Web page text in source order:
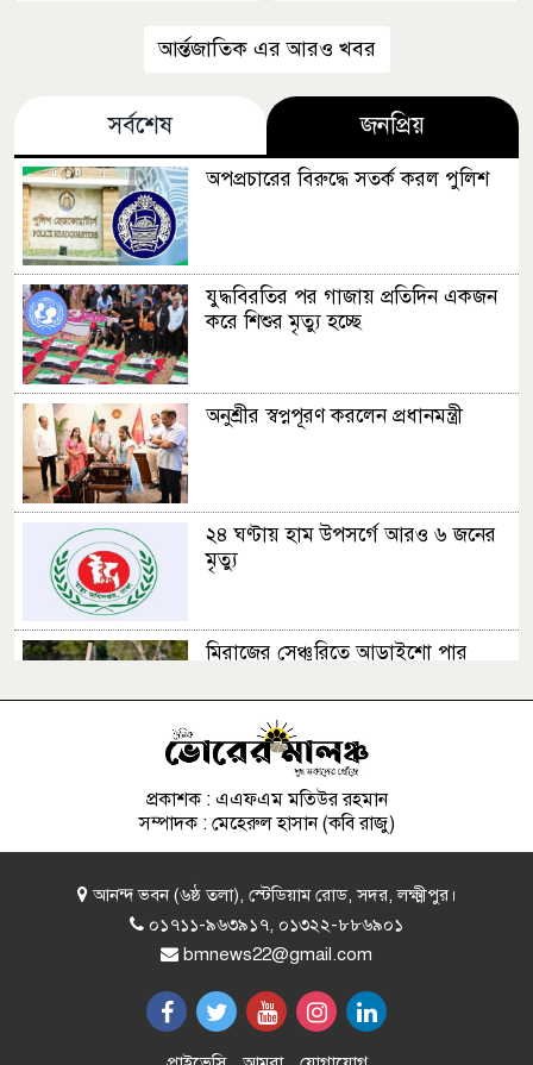
আর্ন্তজাতিক এর আরও খবর
সর্বশেষ জনপ্রিয়
অপপ্রচারের বিরুদ্ধে সতর্ক করল পুলিশ
যুদ্ধবিরতির পর গাজায় প্রতিদিন একজন
করে শিশুর মৃত্যু হচ্ছে
অনুশ্রীর স্বপ্নপূরণ করলেন প্রধানমন্ত্রী
২৪ ঘণ্টায় হাম উপসর্গে আরও ৬ জনের
মৃত্যু
মিরাজের সেঞ্চুরিতে আড়াইশো পার
চাঁদপুরে মামলা পরিচালনাকালে
আইনজীবীর মৃত্যু
‘ত্রুটি’র বিষয়ে মুক্তিযুদ্ধ মন্ত্রণালয়ের দুঃখ
প্রকাশ
অস্ট্রেলিয়ার বিপক্ষে টেস্টে বাংলাদেশের
স্কোয়াড ঘোষণা
প্রকাশক : এএফএম মতিউর রহমান
সম্পাদক : মেহেরুল হাসান (কবি রাজু)
আনন্দ ভবন (৬ষ্ঠ তলা), স্টেডিয়াম রোড, সদর, লক্ষ্মীপুর।
০১৭১১-৯৬৩৯১৭, ০১৩২২-৮৮৬৯০১
bmnews22@gmail.com